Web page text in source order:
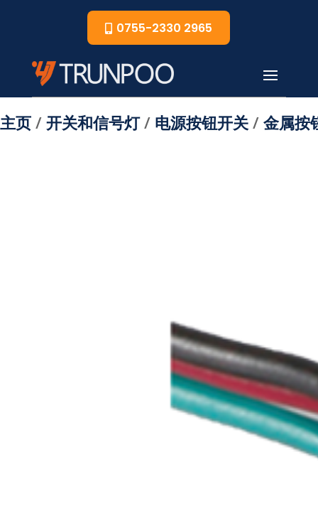
0755-2330 2965
主页 / 开关和信号灯/ 电源按钮开关 / 金属按